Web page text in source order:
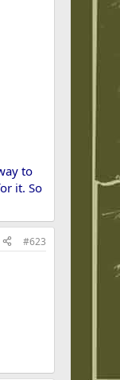
to
it. So
#623